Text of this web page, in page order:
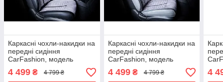
Каркасні чохли-накидки на
передні сидіння
CarFashion, модель
STALKER FRONT
4 499 ₴ 4 799 ₴
Каркасні чохли-накидки на
передні сидіння
CarFashion, модель
STALKER FRONT
4 499₴ 4 799 ₴ 4